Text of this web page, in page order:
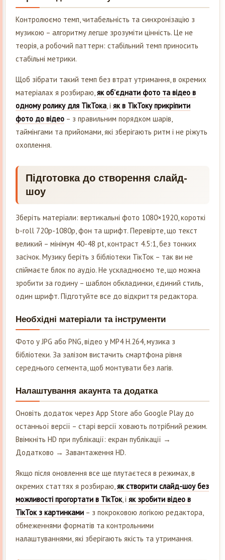
Контролюємо темп, читабельність та синхронізацію з
музикою – алгоритму легше зрозуміти цінність. Це не
теорія, а робочий паттерн: стабільний темп приносить
стабільні метрики.
Щоб зібрати такий темп без втрат утримання, в окремих
матеріалах я розбираю,як об’єднати фото та відео в
одному ролику для ТікТока, і як в ТікТоку прикріпити
фото до відео – з правильним порядком шарів,
таймінгами та прийомами, які зберігають ритм і не ріжуть
охоплення.
Підготовка до створення слайд-
шоу
Зберіть матеріали: вертикальні фото 1080×1920, короткі
b-roll 720p-1080p, фон та шрифт. Перевірте, що текст
великий – мінімум 40-48 pt, контраст 4.5:1, без тонких
засічок. Музику беріть з бібліотеки ТікТок – так ви не
спіймаєте блок по аудіо. Не ускладнюємо те, що можна
зробити за годину – шаблон обкладинки, єдиний стиль,
один шрифт. Підготуйте все до відкриття редактора.
Необхідні матеріали та інструменти
Фото у JPG або PNG, відео у MP4 H.264, музика з
бібліотеки. За залізом вистачить смартфона рівня
середнього сегмента, щоб монтувати без лагів.
Налаштування акаунта та додатка
Оновіть додаток через App Store або Google Play до
останньої версії – старі версії ховають потрібний режим.
Ввімкніть HD при публікації: екран публікації →
Додатково → Завантаження HD.
Якщо після оновлення все ще плутаєтеся в режимах, в
окремих статтях я розбираю,як створити слайд-шоу без
можливості прогортати в ТікТок, і як зробити відео в
ТікТок з картинками – з покроковою логікою редактора,
обмеженнями форматів та контрольними
налаштуваннями, які зберігають якість та утримання.